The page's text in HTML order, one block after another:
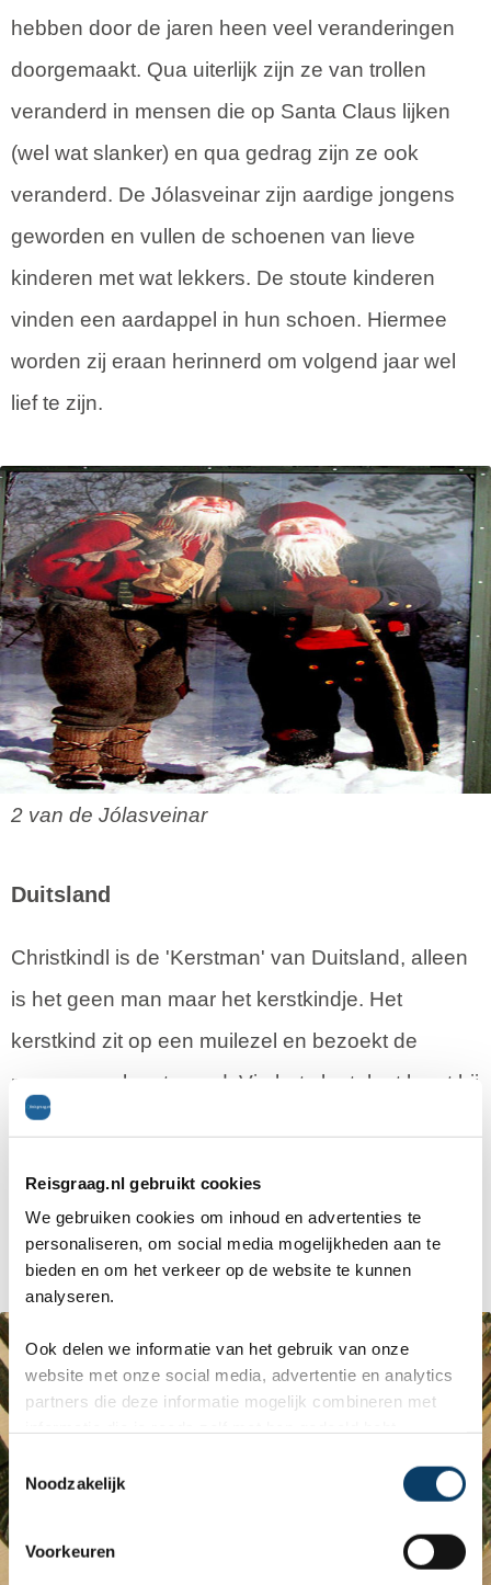
Reisgraag.nl gebruikt cookies
We gebruiken cookies om inhoud en advertenties te
personaliseren, om social media mogelijkheden aan te
bieden en om het verkeer op de website te kunnen
analyseren.
Ook delen we informatie van het gebruik van onze
website met onze social media, advertentie en analytics
partners die deze informatie mogelijk combineren met
C
o
n
s
Noodzakelijk
Voorkeuren
hebben door de jaren heen veel veranderingen
doorgemaakt. Qua uiterlijk zijn ze van trollen
veranderd in mensen die op Santa Claus lijken
(wel wat slanker) en qua gedrag zijn ze ook
veranderd. De Jólasveinar zijn aardige jongens
geworden en vullen de schoenen van lieve
kinderen met wat lekkers. De stoute kinderen
vinden een aardappel in hun schoen. Hiermee
worden zij eraan herinnerd om volgend jaar wel
lief te zijn.
2 van de Jólasveinar
Duitsland
Christkindl is de 'Kerstman' van Duitsland, alleen
is het geen man maar het kerstkindje. Het
kerstkind zit op een muilezel en bezoekt de
mensen op kerstavond. Via het sleutelgat komt hij
naar binnen en geeft de kinderen cadeautjes.
een engeltje voor. In Oostenrijk en Zwitserland is
Christkindl ook het symbool voor Kerstmis.